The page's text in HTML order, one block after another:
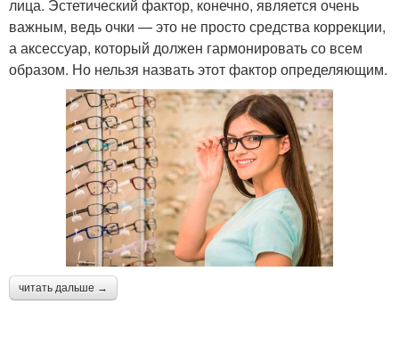
лица. Эстетический фактор, конечно, является очень
важным, ведь очки — это не просто средства коррекции,
а аксессуар, который должен гармонировать со всем
образом. Но нельзя назвать этот фактор определяющим.
читать дальше →